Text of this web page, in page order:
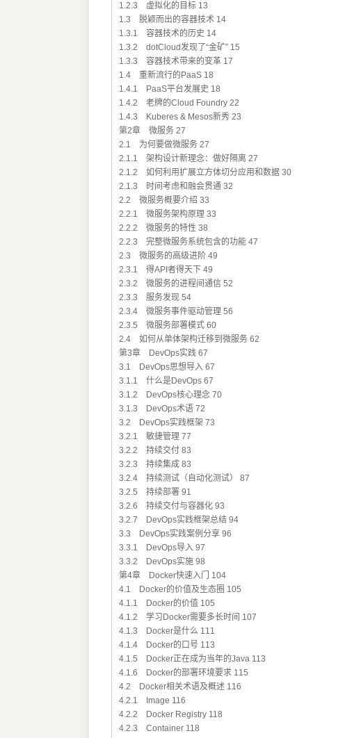
1.2.3 虚拟化的目标 13
1.3 脱颖而出的容器技术 14
1.3.1 容器技术的历史 14
1.3.2 dotCloud发现了“金矿” 15
1.3.3 容器技术带来的变革 17
1.4 重新流行的PaaS 18
1.4.1 PaaS平台发展史 18
1.4.2 老牌的Cloud Foundry 22
1.4.3 Kuberes & Mesos新秀 23
第2章 微服务 27
2.1 为何要做微服务 27
2.1.1 架构设计新理念：做好隔离 27
2.1.2 如何利用扩展立方体切分应用和数据 30
2.1.3 时间考虑和融会贯通 32
2.2 微服务概要介绍 33
2.2.1 微服务架构原理 33
2.2.2 微服务的特性 38
2.2.3 完整微服务系统包含的功能 47
2.3 微服务的高级进阶 49
2.3.1 得API者得天下 49
2.3.2 微服务的进程间通信 52
2.3.3 服务发现 54
2.3.4 微服务事件驱动管理 56
2.3.5 微服务部署模式 60
2.4 如何从单体架构迁移到微服务 62
第3章 DevOps实践 67
3.1 DevOps思想导入 67
3.1.1 什么是DevOps 67
3.1.2 DevOps核心理念 70
3.1.3 DevOps术语 72
3.2 DevOps实践框架 73
3.2.1 敏捷管理 77
3.2.2 持续交付 83
3.2.3 持续集成 83
3.2.4 持续测试（自动化测试） 87
3.2.5 持续部署 91
3.2.6 持续交付与容器化 93
3.2.7 DevOps实践框架总结 94
3.3 DevOps实践案例分享 96
3.3.1 DevOps导入 97
3.3.2 DevOps实施 98
第4章 Docker快速入门 104
4.1 Docker的价值及生态圈 105
4.1.1 Docker的价值 105
4.1.2 学习Docker需要多长时间 107
4.1.3 Docker是什么 111
4.1.4 Docker的口号 113
4.1.5 Docker正在成为当年的Java 113
4.1.6 Docker的部署环境要求 115
4.2 Docker相关术语及概述 116
4.2.1 Image 116
4.2.2 Docker Registry 118
4.2.3 Container 118